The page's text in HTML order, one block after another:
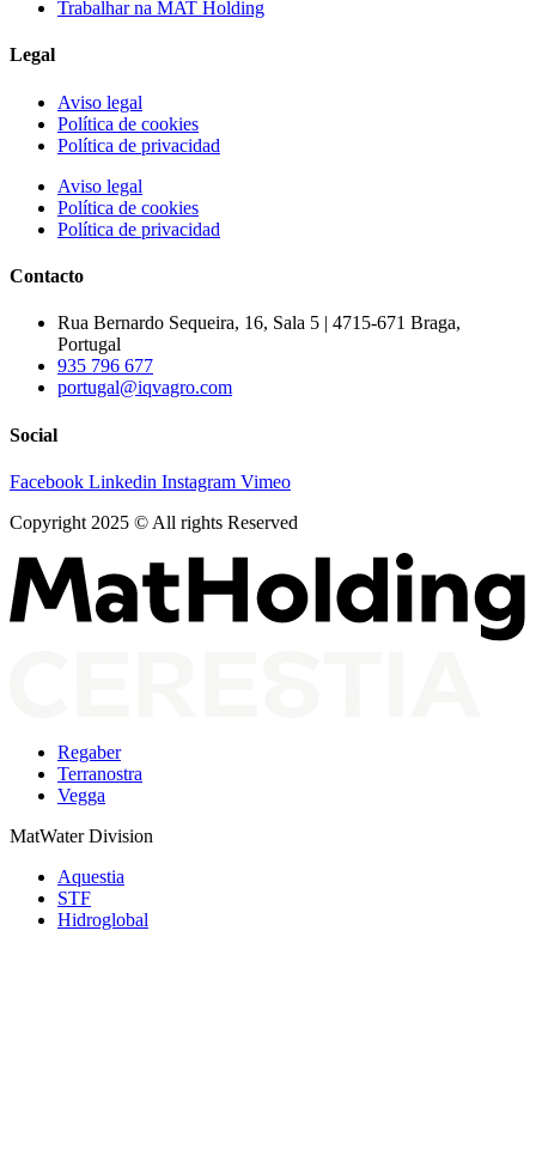
Trabalhar na MAT Holding
Legal
Aviso legal
Política de cookies
Política de privacidad
Aviso legal
Política de cookies
Política de privacidad
Contacto
Rua Bernardo Sequeira, 16, Sala 5 | 4715-671 Braga,
Portugal
935 796 677
portugal@iqvagro.com
Social
Facebook Linkedin Instagram Vimeo
Copyright 2025 © All rights Reserved
Regaber
Terranostra
Vegga
MatWater Division
Aquestia
STF
Hidroglobal